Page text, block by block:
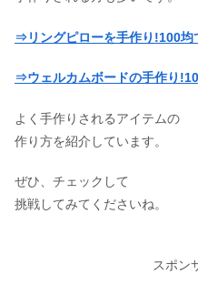
⇒リングピローを手作り!100均
⇒ウェルカムボードの手作り
よく手作りされるアイテムの
作り方を紹介しています。
ぜひ、チェックして
挑戦してみてくださいね。
スポン